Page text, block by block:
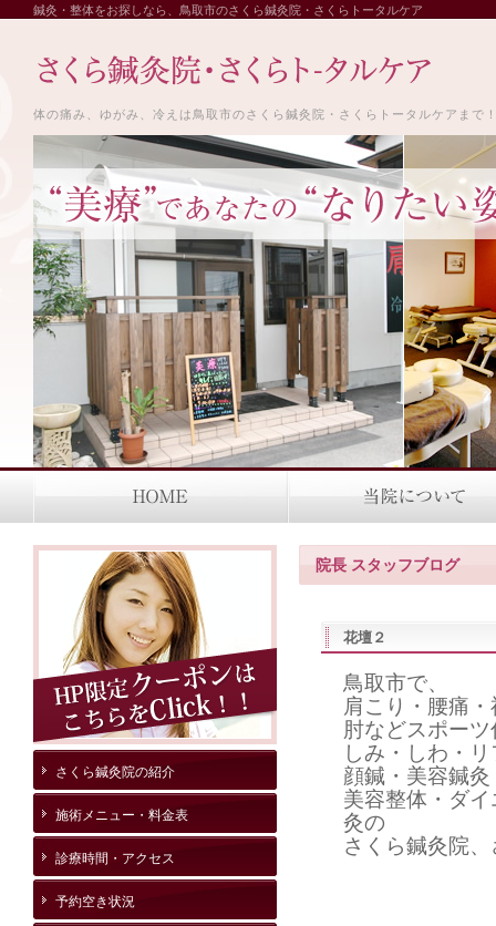
鍼灸・整体をお探しなら、鳥取市のさくら鍼灸院・さくらトータルケア
体の痛み、ゆがみ、冷えは鳥取市のさくら鍼灸院・さくらトータルケアまで
院長 スタッフブログ
花壇２
鳥取市で、
肩こり・腰痛
肘などスポー
しみ・しわ・
顔鍼・美容鍼
美容整体・ダ
灸の
さくら鍼灸院
さくら鍼灸院の紹介
施術メニュー・料金表
診療時間・アクセス
予約空き状況